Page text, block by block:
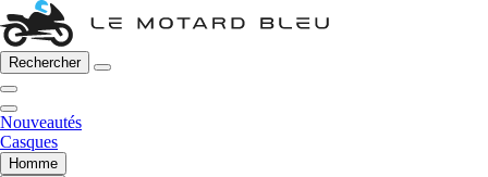
Rechercher
Nouveautés
Casques
Homme